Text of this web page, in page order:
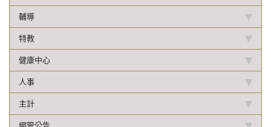
輔導
特教
健康中心
人事
主計